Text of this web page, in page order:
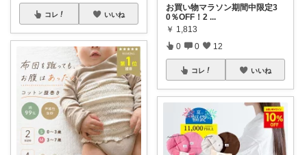
コレ いいね
お買い物マラソン期間中限定3
0％OFF！2 ...
￥ 1,813
0 0 12
コレ いいね